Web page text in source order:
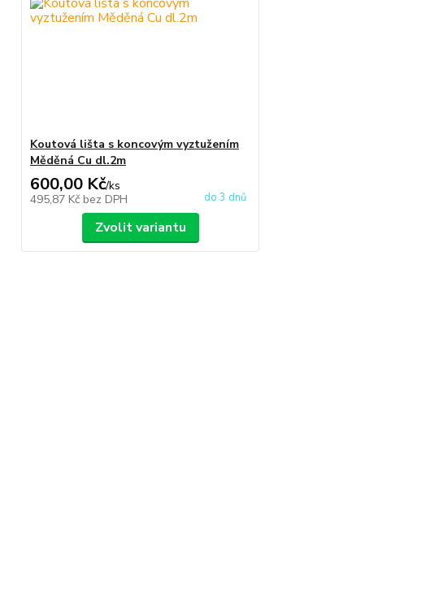
Koutová lišta s koncovým vyztužením
Měděná Cu dl.2m
600,00 Kč/ks
495,87 Kč bez DPH do 3 dnů
Zvolit variantu